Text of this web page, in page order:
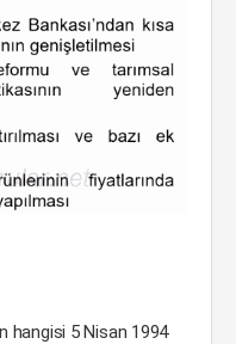
hangisi 5 Nisan 1994